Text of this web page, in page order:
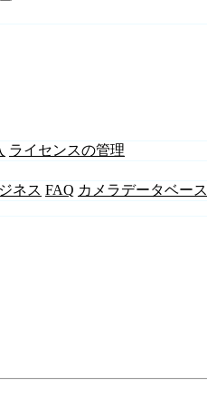
ライセンスの管理
ネス FAQ カメラデータベース